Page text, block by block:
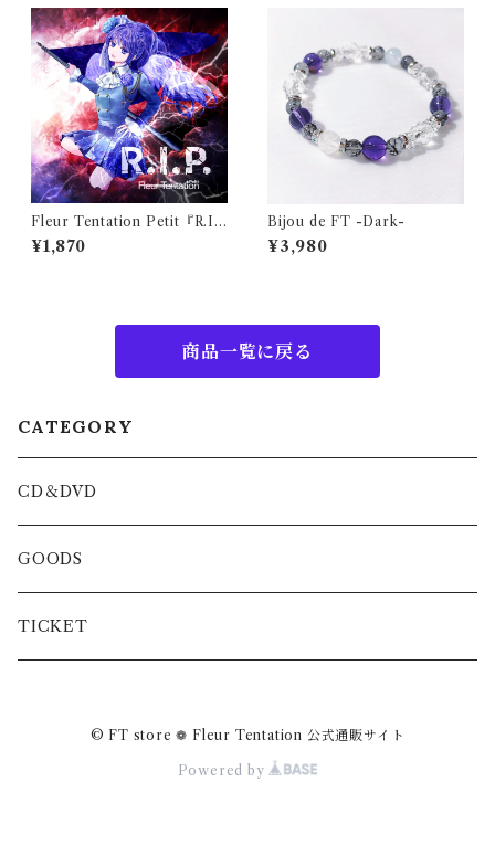
Fleur Tentation Petit『R.I.
P.』
¥1,870
Bijou de FT -Dark-
¥3,980
商品一覧に戻る
CATEGORY
CD＆DVD
GOODS
TICKET
© FT store ❁ Fleur Tentation 公式通販サイト
Powered by